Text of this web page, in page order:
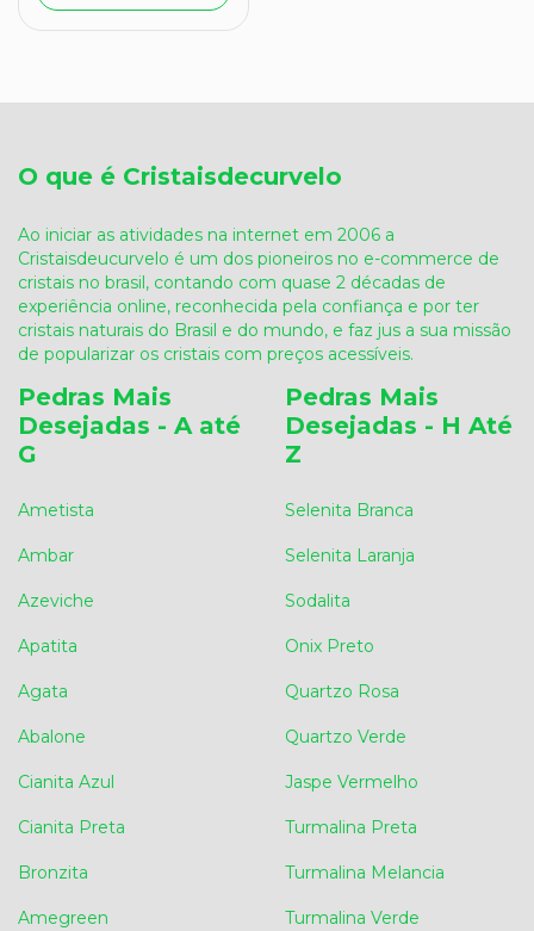
O que é Cristaisdecurvelo
Ao iniciar as atividades na internet em 2006 a
Cristaisdeucurvelo é um dos pioneiros no e-commerce de
cristais no brasil, contando com quase 2 décadas de
experiência online, reconhecida pela confiança e por ter
cristais naturais do Brasil e do mundo, e faz jus a sua missão
de popularizar os cristais com preços acessíveis.
Pedras Mais
Desejadas - A até
G
Ametista
Ambar
Azeviche
Apatita
Agata
Abalone
Cianita Azul
Cianita Preta
Bronzita
Amegreen
Pedras Mais
Desejadas - H Até
Z
Selenita Branca
Selenita Laranja
Sodalita
Onix Preto
Quartzo Rosa
Quartzo Verde
Jaspe Vermelho
Turmalina Preta
Turmalina Melancia
Turmalina Verde